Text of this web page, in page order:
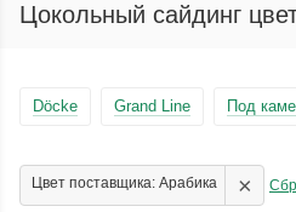
Цокольный сайдинг
Döcke Grand Line Под
Цвет поставщика: Арабика ×